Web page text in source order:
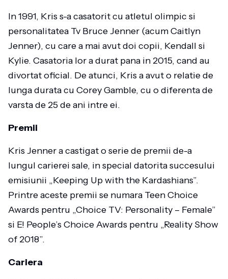
In 1991, Kris s-a casatorit cu atletul olimpic si
personalitatea Tv Bruce Jenner (acum Caitlyn
Jenner), cu care a mai avut doi copii, Kendall si
Kylie. Casatoria lor a durat pana in 2015, cand au
divortat oficial. De atunci, Kris a avut o relatie de
lunga durata cu Corey Gamble, cu o diferenta de
varsta de 25 de ani intre ei.
Premii
Kris Jenner a castigat o serie de premii de-a
lungul carierei sale, in special datorita succesului
emisiunii „Keeping Up with the Kardashians”.
Printre aceste premii se numara Teen Choice
Awards pentru „Choice TV: Personality – Female”
si E! People’s Choice Awards pentru „Reality Show
of 2018”.
Cariera